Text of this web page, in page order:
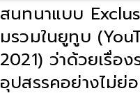
สนทนาแบบ
มรวมในยูทูบ
2021) ว่าด้วยเรื่อ
อุปสรรคอย่างไม่ย่